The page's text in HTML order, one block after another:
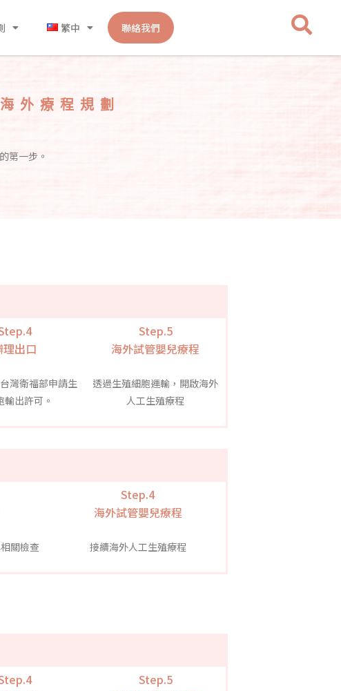
繁中 聯絡我們
外療程規劃
第一步。
理出口
灣衛福部申請生
輸出許可。
Step.5
海外試管嬰兒療程
透過生殖細胞運輸，開啟海外
人工生殖療程
關檢查
Step.4
海外試管嬰兒療程
接續海外人工生殖療程
Step.5